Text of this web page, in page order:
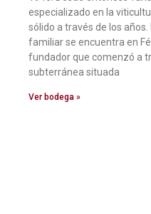
especializado en la
sólido a través de los
familiar se encuentra en
fundador que comenzó a
subterránea situada
Ver bodega »